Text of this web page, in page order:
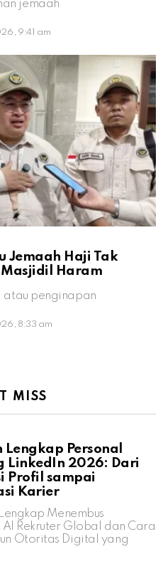
jemaah
9:41 am
Jemaah Haji Tak
Haram
atau penginapan
8:33 am
MISS
Lengkap Personal
LinkedIn 2026: Dari
Profil sampai
Karier
Menembus
Rekruter Global dan Cara
Otoritas Digital yang